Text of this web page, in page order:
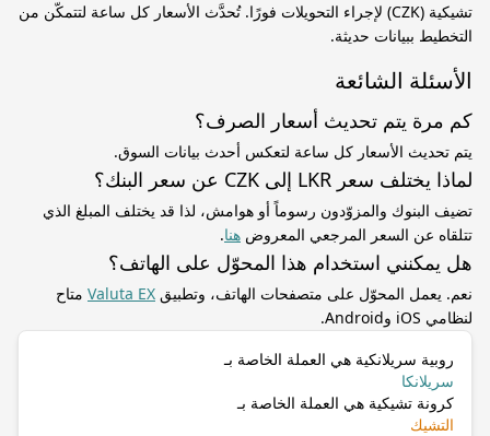
تشيكية (CZK) لإجراء التحويلات فورًا. تُحدَّث الأسعار كل ساعة لتتمكّن من
التخطيط ببيانات حديثة.
الأسئلة الشائعة
كم مرة يتم تحديث أسعار الصرف؟
يتم تحديث الأسعار كل ساعة لتعكس أحدث بيانات السوق.
لماذا يختلف سعر LKR إلى CZK عن سعر البنك؟
تضيف البنوك والمزوّدون رسوماً أو هوامش، لذا قد يختلف المبلغ الذي
تتلقاه عن السعر المرجعي المعروض هنا.
هل يمكنني استخدام هذا المحوّل على الهاتف؟
نعم. يعمل المحوّل على متصفحات الهاتف، وتطبيق Valuta EX متاح
لنظامي iOS وAndroid.
روبية سريلانكية هي العملة الخاصة بـ
سريلانكا
كرونة تشيكية هي العملة الخاصة بـ
التشيك